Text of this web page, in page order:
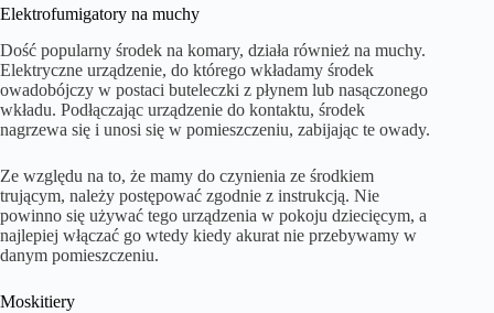
Elektrofumigatory na muchy
Dość popularny środek na komary, działa również na muchy.
Elektryczne urządzenie, do którego wkładamy środek
owadobójczy w postaci buteleczki z płynem lub nasączonego
wkładu. Podłączając urządzenie do kontaktu, środek
nagrzewa się i unosi się w pomieszczeniu, zabijając te owady.
Ze względu na to, że mamy do czynienia ze środkiem
trującym, należy postępować zgodnie z instrukcją. Nie
powinno się używać tego urządzenia w pokoju dziecięcym, a
najlepiej włączać go wtedy kiedy akurat nie przebywamy w
danym pomieszczeniu.
Moskitiery